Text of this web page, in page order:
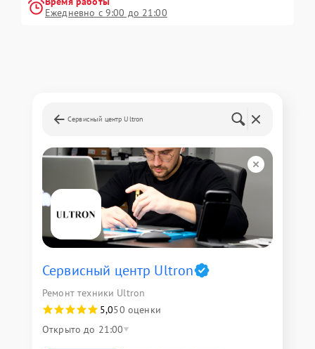
Ежедневно с 9:00 до 21:00
Сервисный центр Ultron
Сервисный центр Ultron
Ремонт техники Ultron
5,050 оценки
Открыто до 21:00